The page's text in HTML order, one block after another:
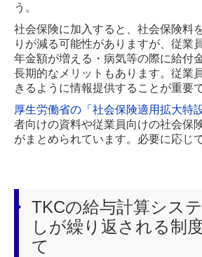
う。
社会保険に加入すると、社会保険料
りが減る可能性がありますが、従業
年金額が増える・病気等の際に給付
長期的なメリットもあります。従業
きるように情報提供することが重要で
厚生労働省の「社会保険適用拡大特
者向けの資料や従業員向けの社会保
がまとめられています。必要に応じ
TKCの給与計算シス
しが繰り返される制
て